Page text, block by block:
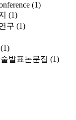
(1)
(1)
구 (1)
(1)
발표논문집 (1)